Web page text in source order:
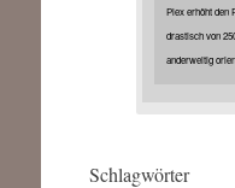
Plex erhöht den
drastisch von
anderweitig
Schlagwörter